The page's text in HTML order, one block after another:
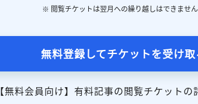
※ 閲覧チケットは翌月への繰り越しはできません
無料登録してチケットを受け取
【無料会員向け】有料記事の閲覧チケットの